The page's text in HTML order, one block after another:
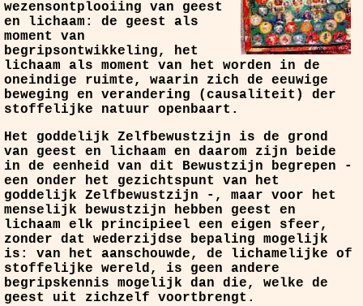
wezensontplooiing van geest
en lichaam: de geest als
moment van
begripsontwikkeling, het
lichaam als moment van het worden in de
oneindige ruimte, waarin zich de eeuwige
beweging en verandering (causaliteit) der
stoffelijke natuur openbaart.
Het goddelijk Zelfbewustzijn is de grond
van geest en lichaam en daarom zijn beide
in de eenheid van dit Bewustzijn begrepen -
een onder het gezichtspunt van het
goddelijk Zelfbewustzijn -, maar voor het
menselijk bewustzijn hebben geest en
lichaam elk principieel een eigen sfeer,
zonder dat wederzijdse bepaling mogelijk
is: van het aanschouwde, de lichamelijke of
stoffelijke wereld, is geen andere
begripskennis mogelijk dan die, welke de
geest uit zichzelf voortbrengt.